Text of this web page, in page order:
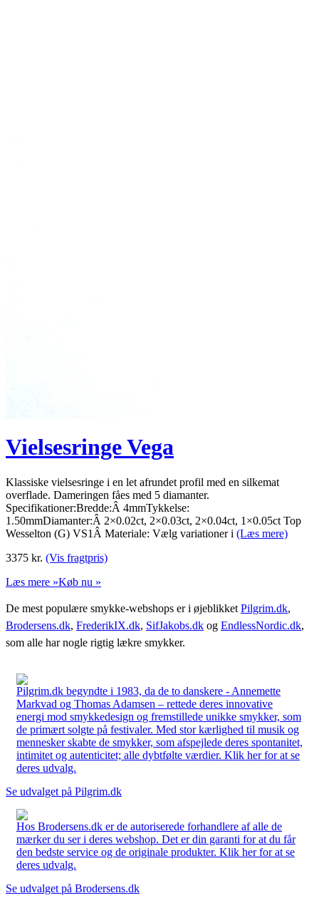
Vielsesringe Vega
Klassiske vielsesringe i en let afrundet profil med en silkemat
overflade. Dameringen fåes med 5 diamanter.
Specifikationer:Bredde:Â 4mmTykkelse:
1.50mmDiamanter:Â 2×0.02ct, 2×0.03ct, 2×0.04ct, 1×0.05ct Top
Wesselton (G) VS1Â Materiale: Vælg variationer i (Læs mere)
3375 kr. (Vis fragtpris)
Læs mere »Køb nu »
De mest populære smykke-webshops er i øjeblikket Pilgrim.dk,
Brodersens.dk, FrederikIX.dk, SifJakobs.dk og EndlessNordic.dk,
som alle har nogle rigtig lækre smykker.
Pilgrim.dk begyndte i 1983, da de to danskere - Annemette
Markvad og Thomas Adamsen – rettede deres innovative
energi mod smykkedesign og fremstillede unikke smykker, som
de primært solgte på festivaler. Med stor kærlighed til musik og
mennesker skabte de smykker, som afspejlede deres spontanitet,
intimitet og autenticitet; alle dybtfølte værdier. Klik her for at se
deres udvalg.
Se udvalget på Pilgrim.dk
Hos Brodersens.dk er de autoriserede forhandlere af alle de
mærker du ser i deres webshop. Det er din garanti for at du får
den bedste service og de originale produkter. Klik her for at se
deres udvalg.
Se udvalget på Brodersens.dk